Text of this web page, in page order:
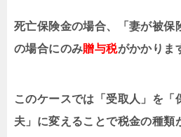
死亡保険金の場合、「妻が被保
の場合にのみ贈与税がかかりま
このケースでは「受取人」を「
夫」に変えることで税金の種類